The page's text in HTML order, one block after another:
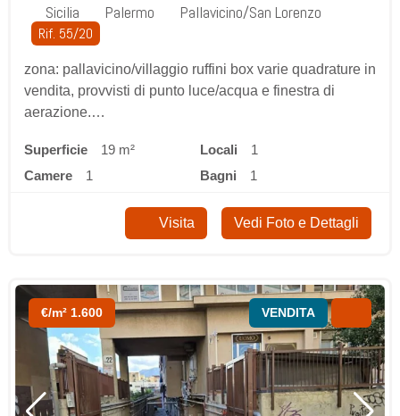
Sicilia
Palermo Pallavicino/San Lorenzo
Rif. 55/20
zona: pallavicino/villaggio ruffini box varie quadrature in
vendita, provvisti di punto luce/acqua e finestra di
aerazione.…
Superficie 19 m² locali
1
camere
1 bagni 1
Visita Vedi Foto e Dettagli
€/m² 1.600 VENDITA